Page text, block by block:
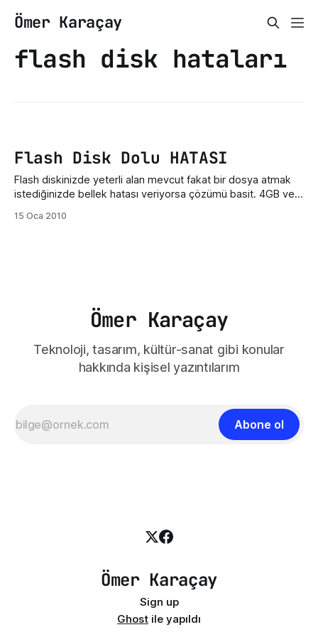
Ömer Karaçay
flash disk hataları
Flash Disk Dolu HATASI
Flash diskinizde yeterli alan mevcut fakat bir dosya atmak
istediğinizde bellek hatası veriyorsa çözümü basit. 4GB ve
izin vermez . Bunun çözümü bellekğinizin üzerinesağ
15 Oca 2010
Ömer Karaçay
Teknoloji, tasarım, kültür-sanat gibi konular
hakkında kişisel yazıntılarım
Abone ol
Ömer Karaçay
Sign up
Ghost ile yapıldı